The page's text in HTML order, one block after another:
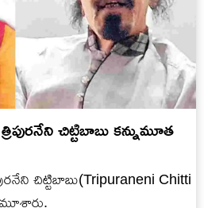
చిట్టిబాబు కన్నుమూత
చిట్టిబాబు(Tripuraneni Chitti